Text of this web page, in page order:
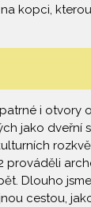
kopci,
i otvory
jako dveřní
prováděli
Dlouho
cestou,